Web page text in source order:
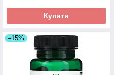
Купити
–15%